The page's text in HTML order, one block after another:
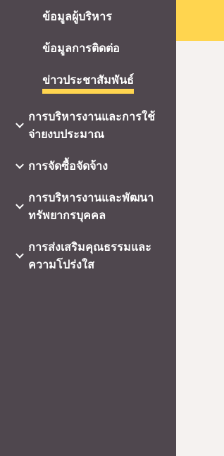
ข้อมูลผู้บริหาร
ข้อมูลการติดต่อ
ข่าวประชาสัมพันธ์
การบริหารงานและการใช้
จ่ายงบประมาณ
การจัดซื้อจัดจ้าง
การบริหารงานและพัฒนา
ทรัพยากรบุคคล
การส่งเสริมคุณธรรมและ
ความโปร่งใส